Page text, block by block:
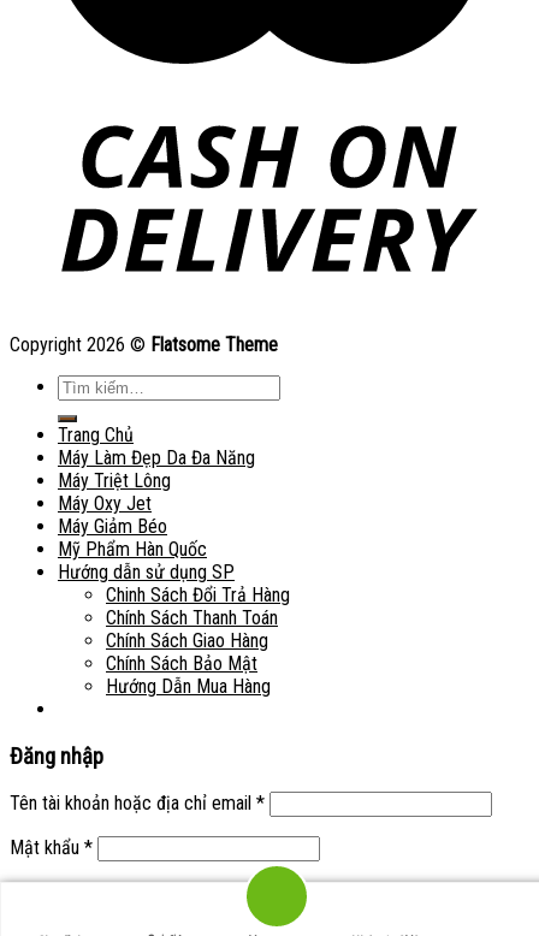
Copyright 2026 © Flatsome Theme
Tìm
kiếm:
Trang Chủ
Máy Làm Đẹp Da Đa Năng
Máy Triệt Lông
Máy Oxy Jet
Máy Giảm Béo
Mỹ Phẩm Hàn Quốc
Hướng dẫn sử dụng SP
Chinh Sách Đổi Trả Hàng
Chính Sách Thanh Toán
Chính Sách Giao Hàng
Chính Sách Bảo Mật
Hướng Dẫn Mua Hàng
Đăng nhập
Tên tài khoản hoặc địa chỉ email *
Mật khẩu *
Đăng nhập